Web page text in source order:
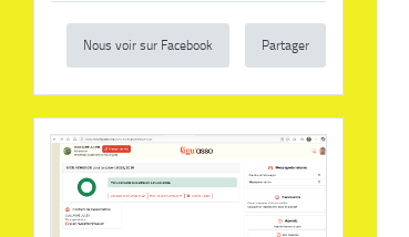
Nous voir sur Facebook Partager